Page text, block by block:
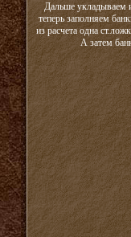
Дальше укладываем
теперь заполняем
из расчета одна
А затем